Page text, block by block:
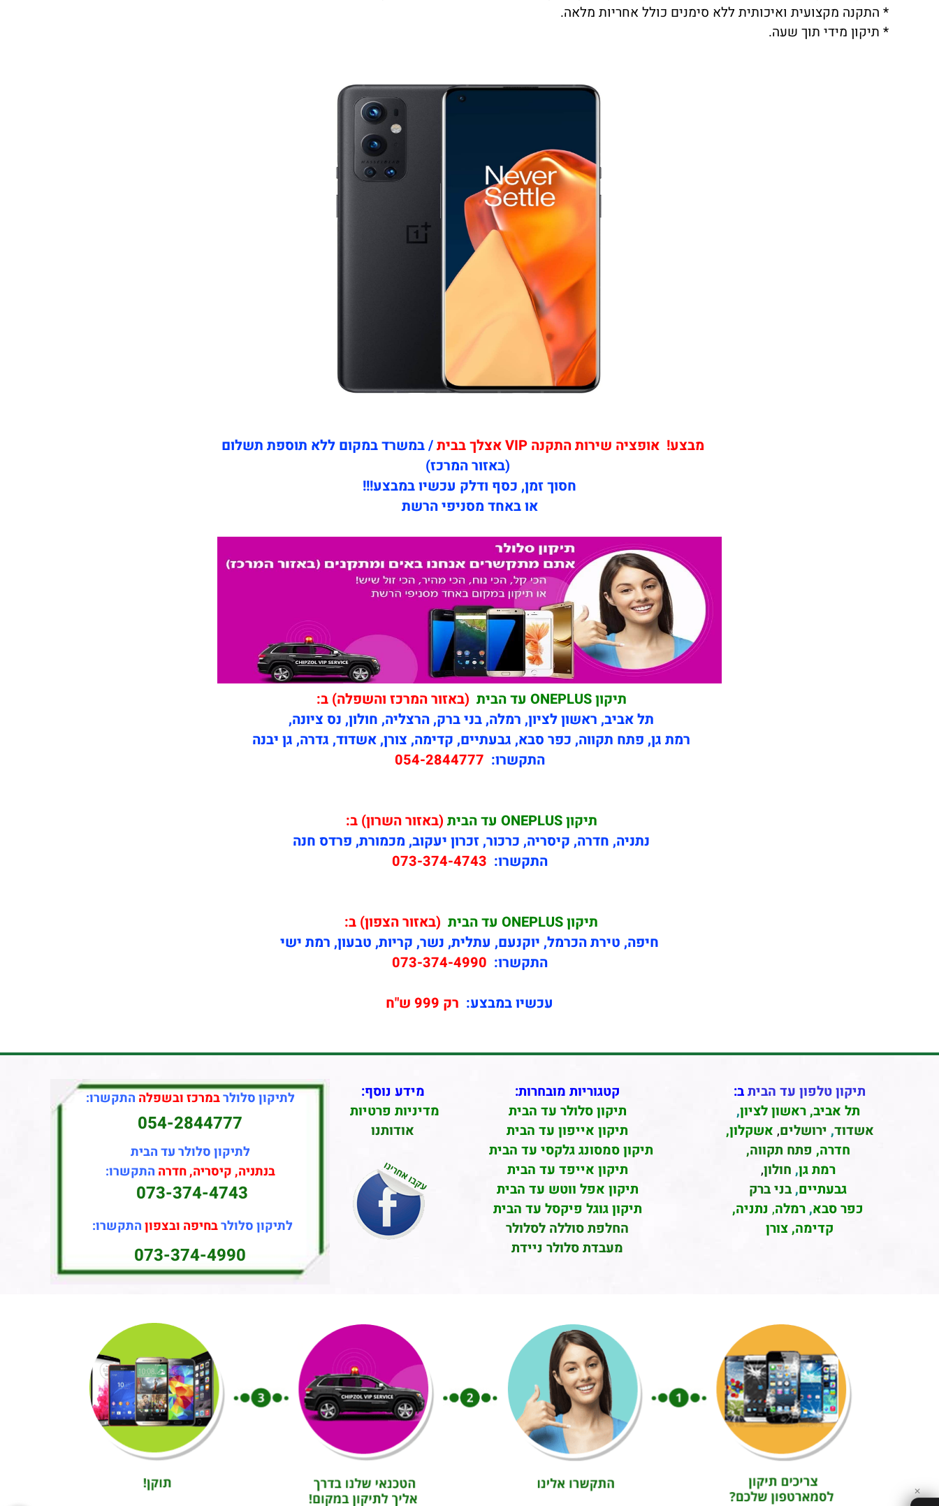
* התקנה מקצועית ואיכותית ללא סימנים כולל אחריות מלאה.
* תיקון מידי תוך שעה.
מבצע! אופציה שירות התקנה VIP אצלך בבית
/ במשרד במקום ללא תוספת תשלום
(באזור המרכז)
חסוך זמן, כסף ודלק עכשיו במבצע!!!
או באחד מסניפי הרשת
תיקון ONEPLUS עד הבית
(באזור המרכז והשפלה) ב:
תל אביב, ראשון לציון, רמלה, בני ברק, הרצליה, חולון, נס ציונה,
רמת גן, פתח תקווה, כפר סבא, גבעתיים, קדימה, צורן, אשדוד, גדרה, גן יבנה
התקשרו: 054-2844777
תיקוןONEPLUS עד הבית
(באזור השרון) ב:
נתניה, חדרה, קיסריה, כרכור, זכרון יעקוב, מכמורת, פרדס חנה
התקשרו: 073-374-4743
תיקוןONEPLUS עד הבית
(באזור הצפון) ב:
חיפה, טירת הכרמל, יוקנעם, עתלית, נשר, קריות, טבעון, רמת ישי
התקשרו: 073-374-4990
עכשיו במבצע: רק 999 ש"ח
תיקון טלפון עד הביתב:
תל אביב, ראשון לציון,
אשדוד, ירושלים, אשקלון,
חדרה, פתח תקווה,
רמת גן, חולון,
גבעתיים, בני ברק
כפר סבא, רמלה, נתניה,
קדימה, צורן
קטגוריות מובחרות:
תיקון סלולר עד הבית
תיקון אייפון עד הבית
תיקון סמסונג גלקסי עד הבית
תיקון אייפד עד הבית
תיקון אפל ווטש עד הבית
תיקון גוגל פיקסל עד הבית
החלפת סוללה לסלולר
מעבדת סלולר ניידת
מידע נוסף:
מדיניות פרטיות
אודותנו
לתיקון סלולרבמרכז ובשפלה התקשרו:
054-2844777
לתיקון סלולר עד הבית
בנתניה, קיסריה, חדרה התקשרו:
073-374-4743
לתיקון סלולרבחיפה ובצפוןהתקשרו:
073-374-4990
✕